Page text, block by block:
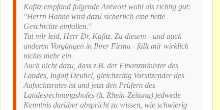
Kafitz empfand folgende Antwort wohl als richtig gut:
"Herrn Hahne wird dazu sicherlich eine nette
Geschichte einfallen."
Tut mir leid, Herr Dr. Kafitz. Zu diesem - und auch
anderen Vorgängen in Ihrer Firma - fällt mir wirklich
nichts mehr ein.
Auch nicht dazu, dass z.B. der Finanzminister des
Landes, Ingolf Deubel, gleichzeitig Vorsitzender des
Aufsichtsrates ist und jetzt den Prüfern des
Landesrechnungshofes (lt. Rhein-Zeitung) jedwede
Kenntnis darüber abspricht zu wissen, wie schwierig